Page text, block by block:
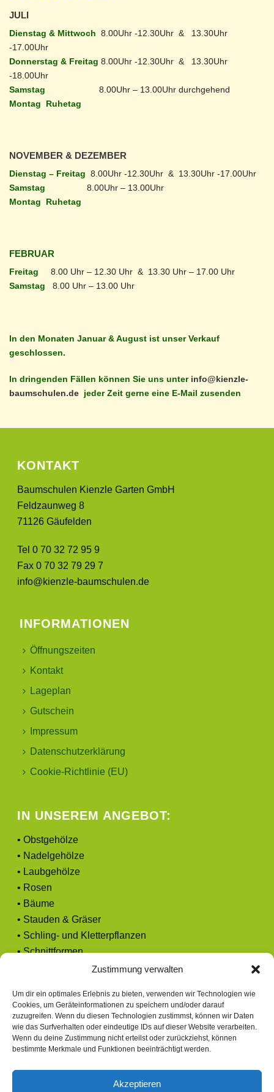
Zustimmung verwalten
Um dir ein optimales Erlebnis zu bieten, verwenden wir Technologien wie
Cookies, um Geräteinformationen zu speichern und/oder darauf
zuzugreifen. Wenn du diesen Technologien zustimmst, können wir Daten
wie das Surfverhalten oder eindeutige IDs auf dieser Website verarbeiten.
Wenn du deine Zustimmung nicht erteilst oder zurückziehst, können
bestimmte Merkmale und Funktionen beeinträchtigt werden.
Akzeptieren
JULI
Dienstag & Mittwoch 8.00Uhr -12.30Uhr & 13.30Uhr
-17.00Uhr
Donnerstag & Freitag 8.00Uhr -12.30Uhr & 13.30Uhr
-18.00Uhr
Samstag 8.00Uhr – 13.00Uhr durchgehend
Montag Ruhetag
NOVEMBER & DEZEMBER
Dienstag – Freitag 8.00Uhr -12.30Uhr & 13.30Uhr -17.00Uhr
Samstag
8.00Uhr – 13.00Uhr
Montag Ruhetag
FEBRUAR
Freitag 8.00 Uhr – 12.30 Uhr & 13.30 Uhr – 17.00 Uhr
Samstag 8.00 Uhr – 13.00 Uhr
In den Monaten Januar & August ist unser Verkauf
geschlossen.
In dringenden Fällen können Sie uns unter info@kienzle-
baumschulen.de jeder Zeit gerne eine E-Mail zusenden
KONTAKT
Baumschulen Kienzle Garten GmbH
Feldzaunweg 8
71126 Gäufelden
Tel 0 70 32 72 95 9
Fax 0 70 32 79 29 7
info@kienzle-baumschulen.de
INFORMATIONEN
Öffnungszeiten
Kontakt
Lageplan
Gutschein
Impressum
Datenschutzerklärung
Cookie-Richtlinie (EU)
IN UNSEREM ANGEBOT:
• Obstgehölze
• Nadelgehölze
• Laubgehölze
• Rosen
• Bäume
• Stauden & Gräser
• Schling- und Kletterpflanzen
• Schnittformen